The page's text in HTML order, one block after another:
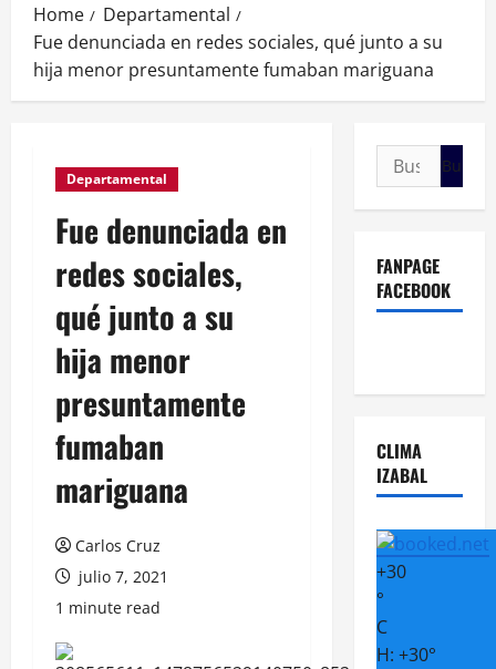
Home
Departamental
Fue denunciada en redes sociales, qué junto a su
hija menor presuntamente fumaban mariguana
Departamental
Fue denunciada en
redes sociales,
qué junto a su
hija menor
presuntamente
fumaban
mariguana
Carlos Cruz
julio 7, 2021
1 minute read
Buscar:
FANPAGE
FACEBOOK
CLIMA
IZABAL
+30
°
C
H: +30°